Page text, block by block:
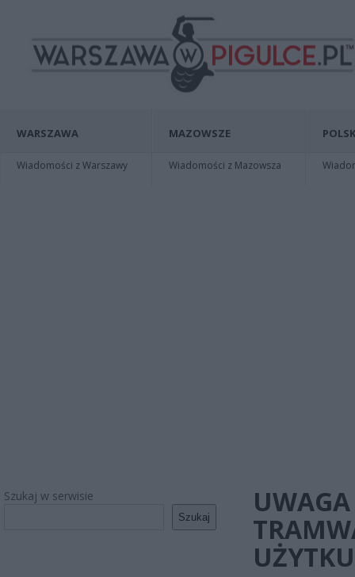
WARSZAWA
Wiadomości z Warszawy
MAZOWSZE
Wiadomości z Mazowsza
Szukaj w serwisie
Szukaj
UŻYTKU